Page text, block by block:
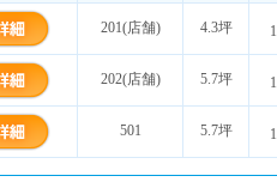
201(店舗) 4.3坪
202(店舗) 5.7坪
501 5.7坪